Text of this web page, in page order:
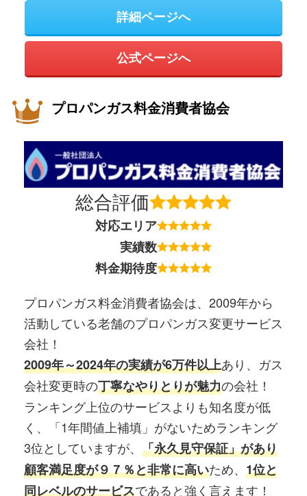
詳細ページへ
公式ページへ
プロパンガス料金消費者協会
総合評価
対応エリア
実績数
料金期待度
プロパンガス料金消費者協会は、2009年から
活動している老舗のプロパンガス変更サービス
会社！
2009年～2024年の実績が6万件以上あり、ガス
会社変更時の丁寧なやりとりが魅力の会社！
ランキング上位のサービスよりも知名度が低
く、「1年間値上補填」がないためランキング
3位としていますが、 「永久見守保証」があり
顧客満足度が９７％と非常に高いため、 1位と
同レベルのサービスであると強く言えます！